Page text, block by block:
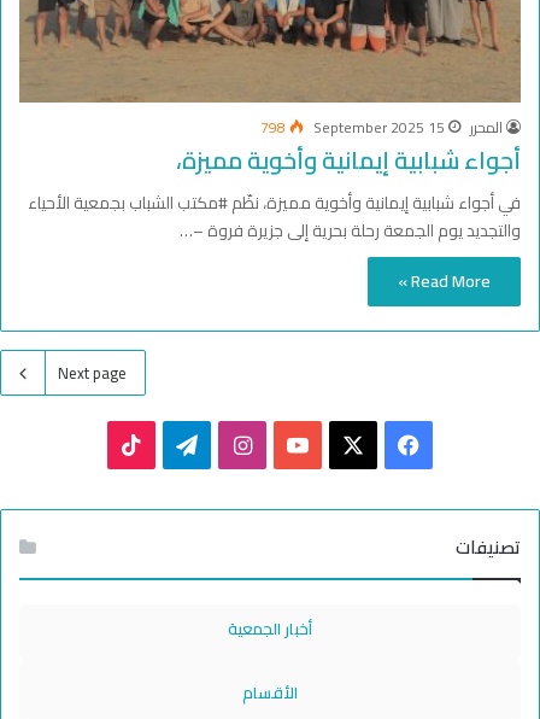
المحرر 15 September 2025
798
أجواء شبابية إيمانية وأخوية مميزة،
في أجواء شبابية إيمانية وأخوية مميزة، نظّم #مكتب الشباب بجمعية الأحياء
والتجديد يوم الجمعة رحلة بحرية إلى جزيرة فروة –…
Read More »
Next page
Facebook
YouTube
Instagram
Telegram
تصنيفات
أخبار الجمعية
الأقسام